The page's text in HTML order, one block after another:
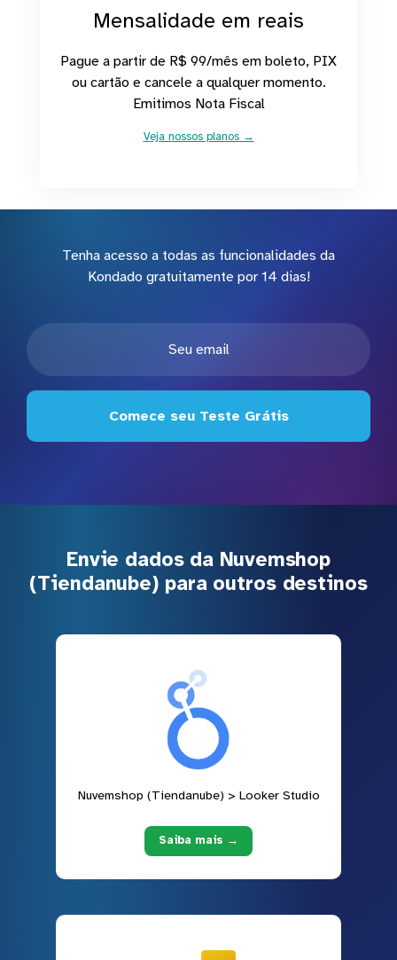
Mensalidade em reais
Pague a partir de R$ 99/mês em boleto, PIX
ou cartão e cancele a qualquer momento.
Emitimos Nota Fiscal
Veja nossos planos →
Tenha acesso a todas as funcionalidades da
Kondado gratuitamente por 14 dias!
Comece seu Teste Grátis
Envie dados da Nuvemshop
(Tiendanube) para outros destinos
Nuvemshop (Tiendanube) > Looker Studio
Saiba mais →